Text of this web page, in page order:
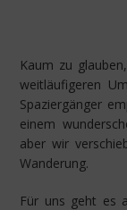
Kaum zu
weitläufigeren
Spaziergänger
einem
aber wir
Wanderung.
Für uns geht es